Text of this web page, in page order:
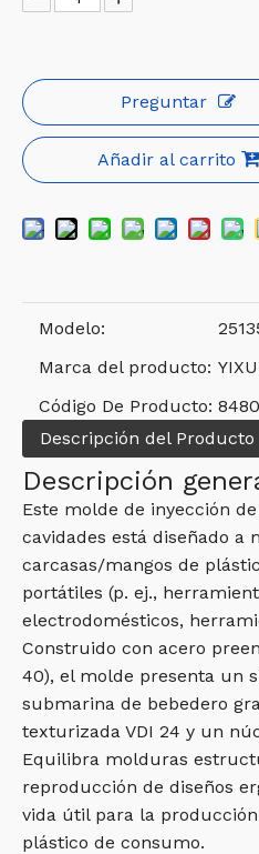
Preguntar
Añadir al carrito
Modelo:
Marca del producto:
Código De Producto:
Descripción del Producto
Descripción
Este molde de inyección de
cavidades está diseñado a
carcasas/mangos de
portátiles (p. ej.,
electrodomésticos,
Construido con acero
40), el molde presenta un
submarina de bebedero
texturizada VDI 24 y un
Equilibra molduras
reproducción de diseños
vida útil para la
plástico de consumo.